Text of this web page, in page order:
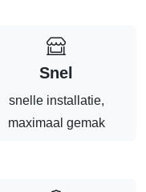
Snel
snelle installatie,
maximaal gemak